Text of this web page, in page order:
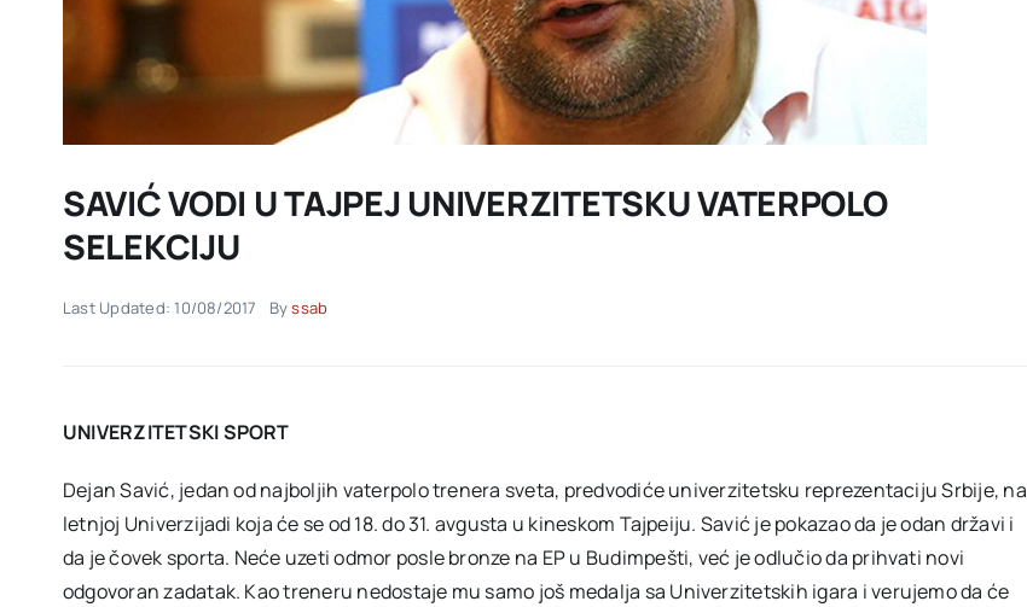
SAVIĆ VODI U TAJPEJ UNIVERZITETSKU VATERPOLO
SELEKCIJU
Last Updated: 10/08/2017 Byssab
UNIVERZITETSKI SPORT
Dejan Savić, jedan od najboljih vaterpolo trenera sveta, predvodiće univerzitetsku reprezentaciju Srbije, na
letnjoj Univerzijadi koja će se od 18. do 31. avgusta u kineskom Tajpeiju. Savić je pokazao da je odan državi i
da je čovek sporta. Neće uzeti odmor posle bronze na EP u Budimpešti, već je odlučio da prihvati novi
odgovoran zadatak. Kao treneru nedostaje mu samo još medalja sa Univerzitetskih igara i verujemo da će